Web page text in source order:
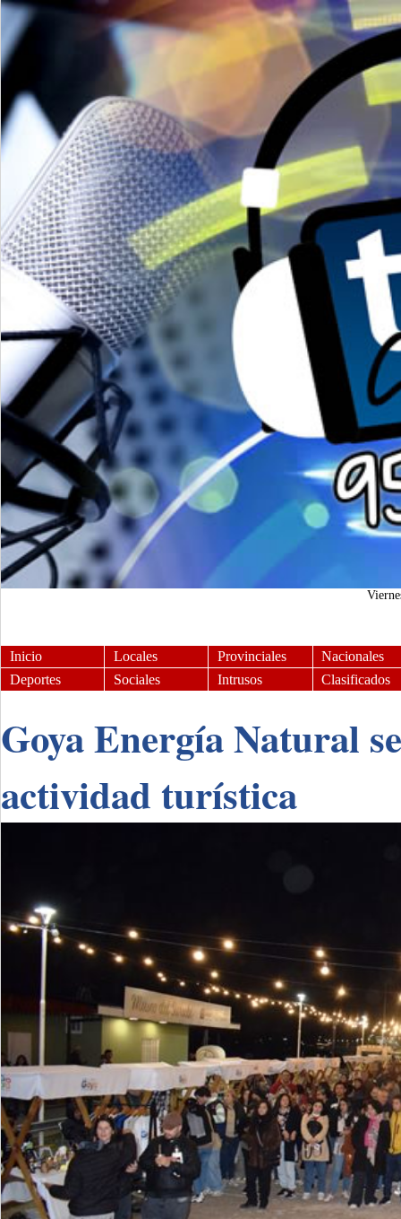
Inicio Locales Provinciales
Nacionales
Deportes
Sociales Intrusos Clasificados
Goya Energía Natural
actividad turística